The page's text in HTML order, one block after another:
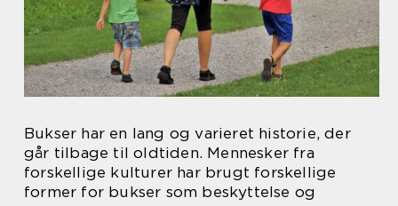
Bukser har en lang og varieret historie, der
går tilbage til oldtiden. Mennesker fra
forskellige kulturer har brugt forskellige
former for bukser som beskyttelse og